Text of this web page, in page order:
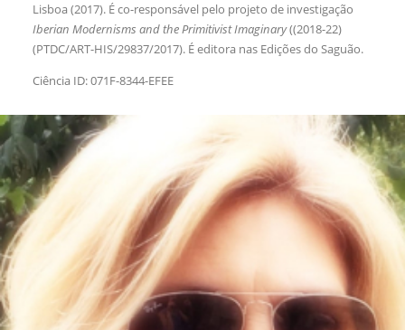
Lisboa (2017). É co-responsável pelo projeto de investigação
Iberian Modernisms and the Primitivist Imaginary((2018-22)
(PTDC/ART-HIS/29837/2017). É editora nas Edições do Saguão.
Ciência ID: 071F-8344-EFEE